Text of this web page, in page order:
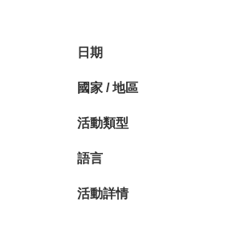
日期
國家 / 地區
活動類型
語言
活動詳情